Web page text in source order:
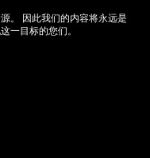
。 因此我们的内容将永远是
一目标的您们。